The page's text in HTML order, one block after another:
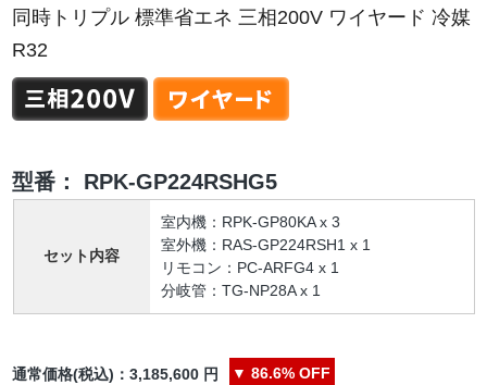
同時トリプル 標準省エネ 三相200V ワイヤード 冷媒
R32
型番： RPK-GP224RSHG5
セット内容
室内機：RPK-GP80KA x 3
室外機：RAS-GP224RSH1 x 1
リモコン：PC-ARFG4 x 1
分岐管：TG-NP28A x 1
通常価格(税込)：3,185,600 円 ▼ 86.6% OFF